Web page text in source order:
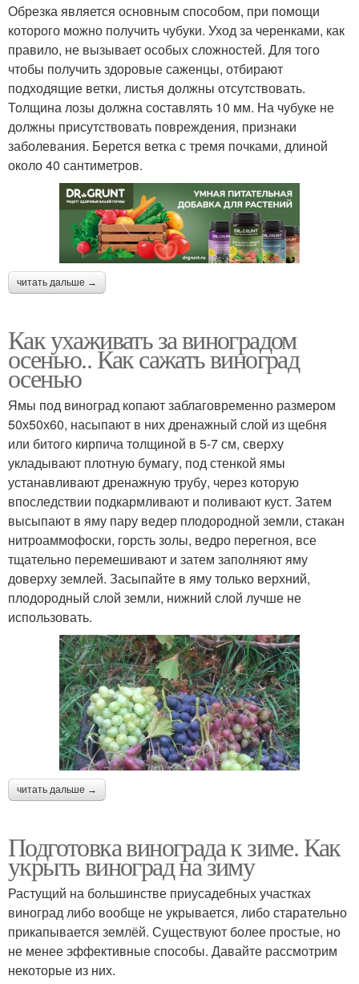
Обрезка является основным способом, при помощи
которого можно получить чубуки. Уход за черенками, как
правило, не вызывает особых сложностей. Для того
чтобы получить здоровые саженцы, отбирают
подходящие ветки, листья должны отсутствовать.
Толщина лозы должна составлять 10 мм. На чубуке не
должны присутствовать повреждения, признаки
заболевания. Берется ветка с тремя почками, длиной
около 40 сантиметров.
читать дальше →
Как ухаживать за виноградом
осенью.. Как сажать виноград
осенью
Ямы под виноград копают заблаговременно размером
50х50х60, насыпают в них дренажный слой из щебня
или битого кирпича толщиной в 5-7 см, сверху
укладывают плотную бумагу, под стенкой ямы
устанавливают дренажную трубу, через которую
впоследствии подкармливают и поливают куст. Затем
высыпают в яму пару ведер плодородной земли, стакан
нитроаммофоски, горсть золы, ведро перегноя, все
тщательно перемешивают и затем заполняют яму
доверху землей. Засыпайте в яму только верхний,
плодородный слой земли, нижний слой лучше не
использовать.
читать дальше →
Подготовка винограда к зиме. Как
укрыть виноград на зиму
Растущий на большинстве приусадебных участках
виноград либо вообще не укрывается, либо старательно
прикапывается землёй. Существуют более простые, но
не менее эффективные способы. Давайте рассмотрим
некоторые из них.